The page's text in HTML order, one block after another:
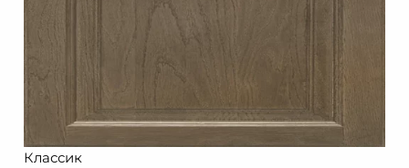
Классик